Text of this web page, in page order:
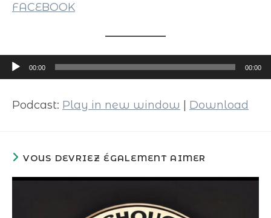
FACEBOOK
Lecteur
audio
00:00 00:00
Podcast: Play in new window Download
VOUS DEVRIEZ ÉGALEMENT AIMER